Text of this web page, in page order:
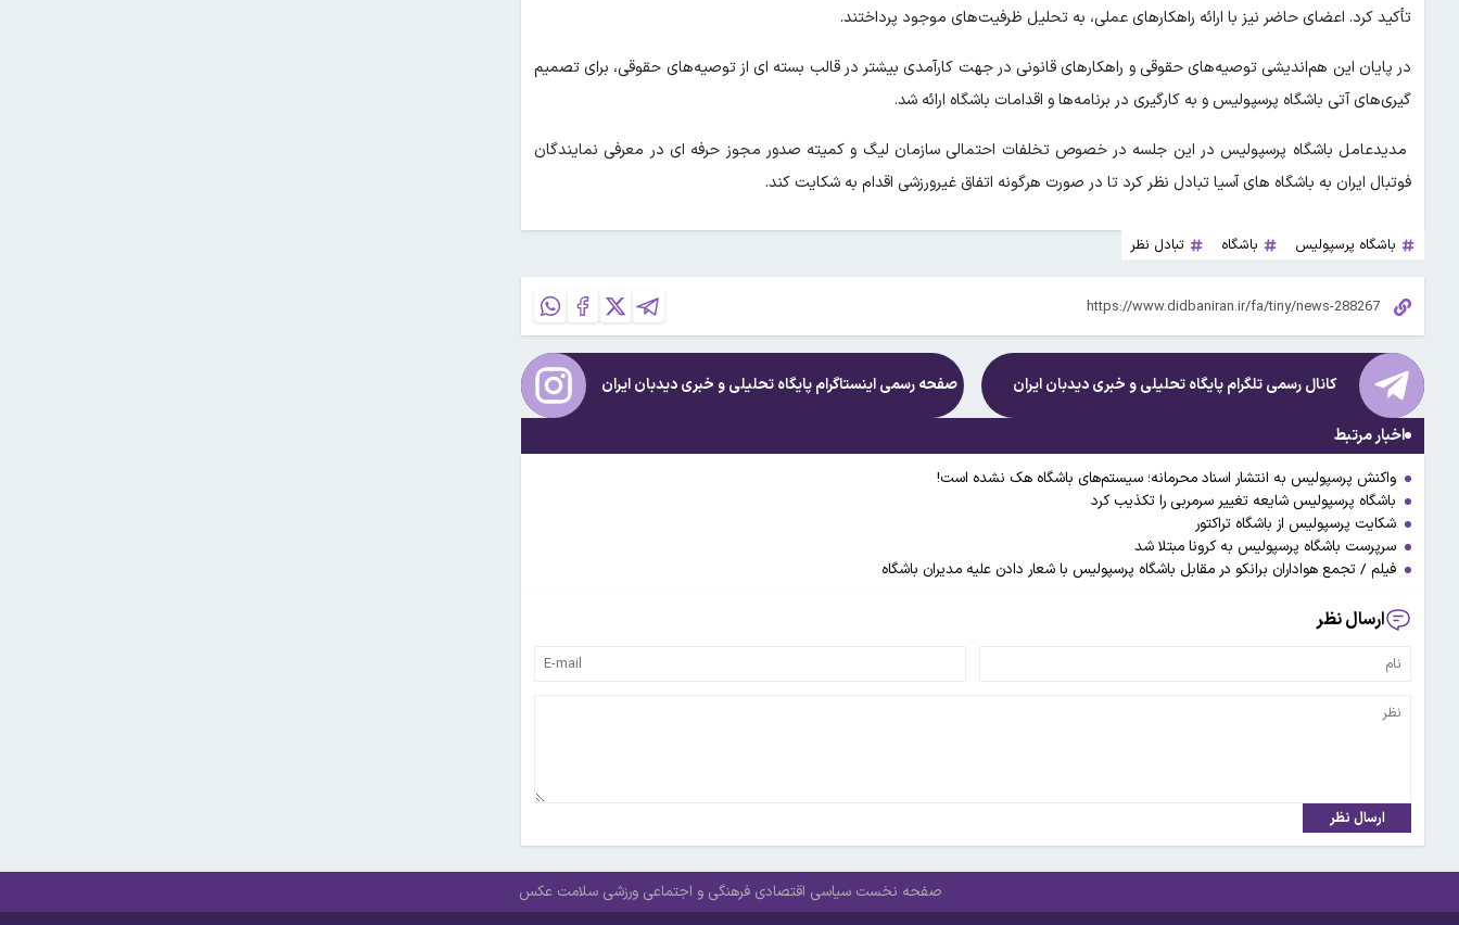
تأکید کرد. اعضای حاضر نیز با ارائه راهکارهای عملی، به تحلیل ظرفیت‌های موجود پرداختند.
در پایان این هم‌اندیشی توصیه‌های حقوقی و راهکارهای قانونی در جهت کارآمدی بیشتر در قالب بسته ای از توصیه‌های حقوقی، برای تصمیم
گیری‌های آتی باشگاه پرسپولیس و به کارگیری در برنامه‌ها و اقدامات باشگاه ارائه شد.
مدیدعامل باشگاه پرسپولیس در این جلسه در خصوص تخلفات احتمالی سازمان لیگ و کمیته صدور مجوز حرفه ای در معرفی نمایندگان
فوتبال ایران به باشگاه های آسیا تبادل نظر کرد تا در صورت هرگونه اتفاق غیرورزشی اقدام به شکایت کند.
باشگاه پرسپولیس باشگاه تبادل نظر
کانال رسمی تلگرام پایگاه تحلیلی و خبریدیدبان ایران صفحه رسمی اینستاگرام پایگاه تحلیلی و خبریدیدبان ایران
اخبار مرتبط
واکنش پرسپولیس به انتشار اسناد محرمانه؛ سیستم‌های باشگاه هک نشده است!
باشگاه پرسپولیس شایعه تغییر سرمربی را تکذیب کرد
شکایت پرسپولیس از باشگاه تراکتور
سرپرست باشگاه پرسپولیس به کرونا مبتلا شد
فیلم / تجمع هواداران برانکو در مقابل باشگاه پرسپولیس با شعار دادن علیه مدیران باشگاه
ارسال نظر
ارسال نظر
صفحه نخست سیاسی اقتصادی فرهنگی و اجتماعی ورزشی سلامت عکس